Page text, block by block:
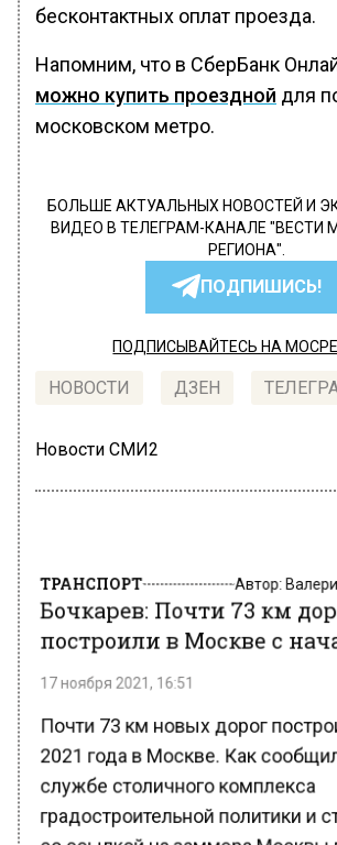
бесконтактных оплат проезда.
Напомним, что в СберБанк
можно купить проездной для
московском метро.
БОЛЬШЕ АКТУАЛЬНЫХ НОВОСТЕЙ И
ВИДЕО В ТЕЛЕГРАМ-КАНАЛЕ "ВЕСТИ
РЕГИОНА".
ПОДПИШИСЬ!
ПОДПИСЫВАЙТЕСЬ НА
НОВОСТИ ДЗЕН
Новости СМИ2
Бочкарев: Почти 73 км
построили в Москве с
2021 года в Москве. Как
службе столичного комплекса
градостроительной политики и
со ссылкой на заммэра Москвы